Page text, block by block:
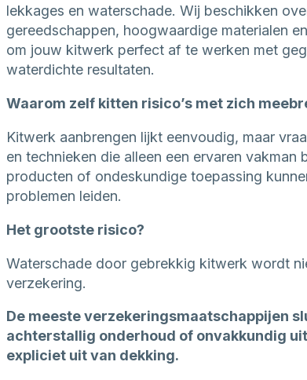
lekkages en waterschade. Wij beschikken
gereedschappen, hoogwaardige materialen
om jouw kitwerk perfect af te werken met
waterdichte resultaten.
Waarom zelf kitten risico’s met zich
Kitwerk aanbrengen lijkt eenvoudig, maar
en technieken die alleen een ervaren vakman
producten of ondeskundige toepassing
problemen leiden.
Het grootste risico?
Waterschade door gebrekkig kitwerk wordt
verzekering.
De meeste verzekeringsmaatschappijen
achterstallig onderhoud of onvakkundig
expliciet uit van dekking.